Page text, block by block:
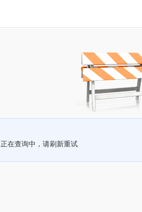
正在查询中，请刷新重试